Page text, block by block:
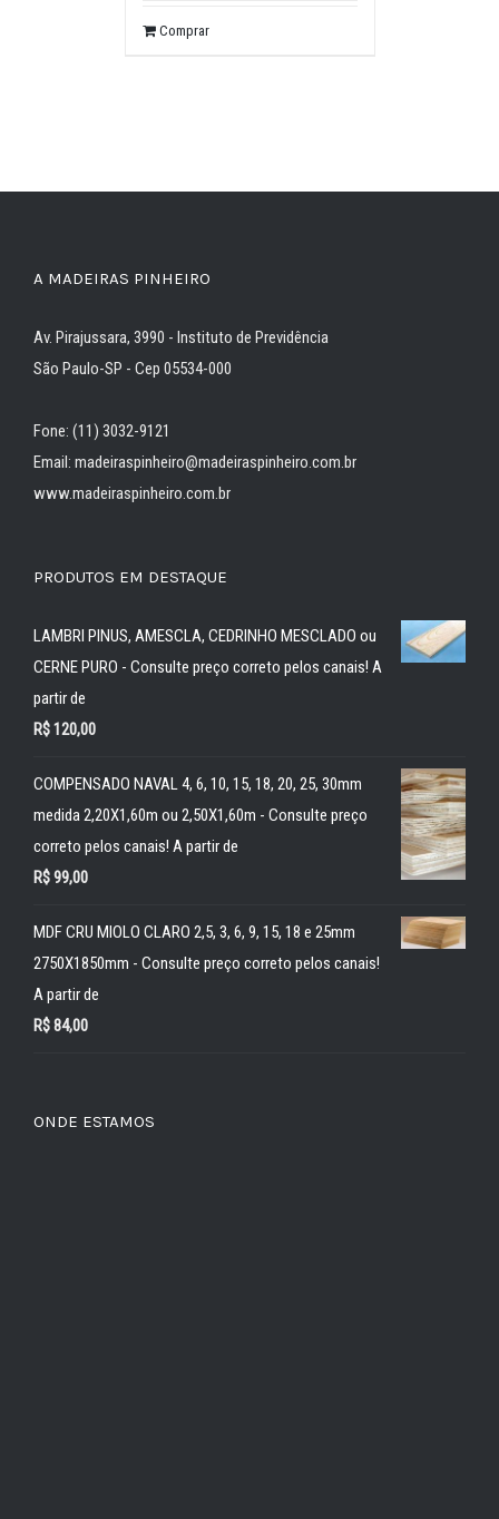
Comprar
A MADEIRAS PINHEIRO
Av. Pirajussara, 3990 - Instituto de Previdência
São Paulo-SP - Cep 05534-000
Fone: (11) 3032-9121
Email: madeiraspinheiro@madeiraspinheiro.com.br
www.madeiraspinheiro.com.br
PRODUTOS EM DESTAQUE
LAMBRI PINUS, AMESCLA, CEDRINHO MESCLADO ou
CERNE PURO - Consulte preço correto pelos canais! A
partir de
R$120,00
COMPENSADO NAVAL 4, 6, 10, 15, 18, 20, 25, 30mm
medida 2,20X1,60m ou 2,50X1,60m - Consulte preço
correto pelos canais! A partir de
R$99,00
MDF CRU MIOLO CLARO 2,5, 3, 6, 9, 15, 18 e 25mm
2750X1850mm - Consulte preço correto pelos canais!
A partir de
R$84,00
ONDE ESTAMOS